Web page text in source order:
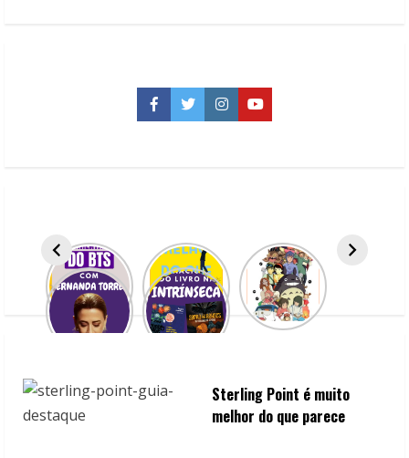
n
Facebook
TwitterInstagramYouTube
Sterling Point é muito
melhor do que parece